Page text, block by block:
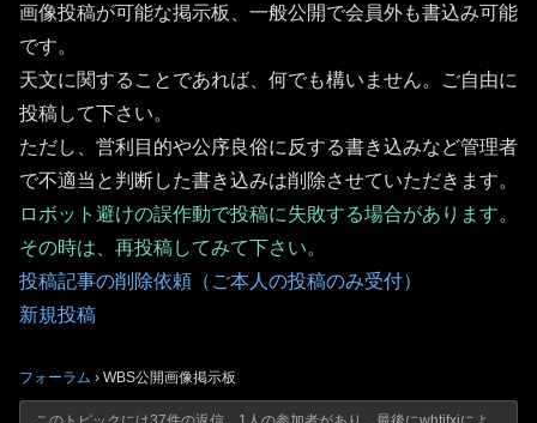
画像投稿が可能な掲示板、一般公開で会員外も書込み可能
です。
天文に関することであれば、何でも構いません。ご自由に
投稿して下さい。
ただし、営利目的や公序良俗に反する書き込みなど管理者
で不適当と判断した書き込みは削除させていただきます。
ロボット避けの誤作動で投稿に失敗する場合があります。
その時は、再投稿してみて下さい。
投稿記事の削除依頼（ご本人の投稿のみ受付）
新規投稿
フォーラム › WBS公開画像掲示板